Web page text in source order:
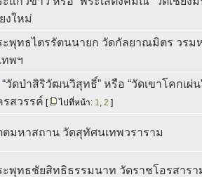
งใหม่
ะพุทธไตรรัตนนายก วัดกัลยาณมิตร วรม
ทพฯ
“วัดป่าสิริวัฒนวิสุทธิ์” หรือ “วัดเขาโคกเผ่น
รสวรรค์ [ ไปที่หน้า: 1, 2 ]
ตมหาสถาน วัดสุทัศนเทพวราราม
ะพุทธชัยสิทธิธรรมนาท วัดราชโอรสารา